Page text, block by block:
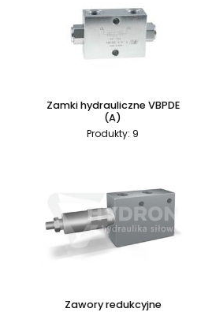
Zamki hydrauliczne VBPDE
(A)
Produkty: 9
Zawory redukcyjne